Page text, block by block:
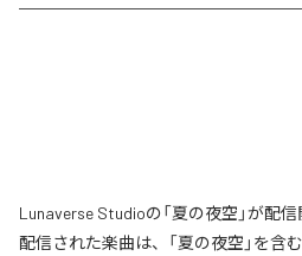
Lunaverse Studioの「夏の夜空」が配
配信された楽曲は、「夏の夜空」を含